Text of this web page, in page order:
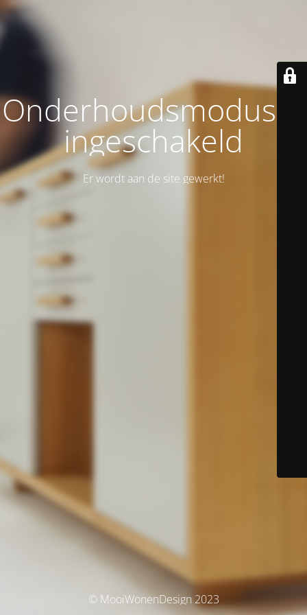
Onderhoudsmodus is
ingeschakeld
Er wordt aan de site gewerkt!
© MooiWonenDesign 2023